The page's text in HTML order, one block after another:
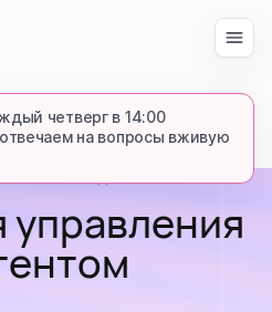
четверг в 14:00
на вопросы вживую
и все покажем-
Начать бесплатно
командам
управления